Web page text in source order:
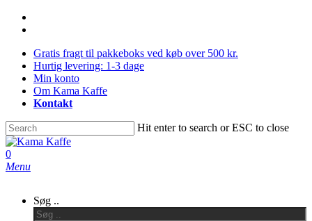
Skip
contentGratis fragt til pakkeboks ved køb over 500 kr.
Hurtig levering: 1-3 dage
Min konto
Om Kama Kaffe
Kontakt
Hit enter to search or ESC to close
Close
Search
0
Menu
Søg ..